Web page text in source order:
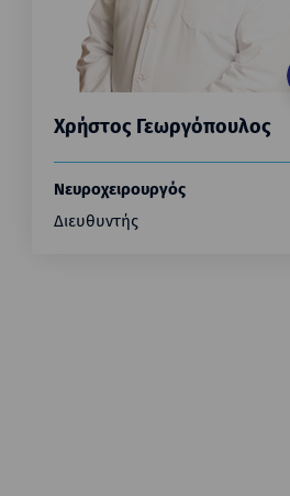
Χρήστος Γεωργόπουλος
Νευροχειρουργός
Διευθυντής